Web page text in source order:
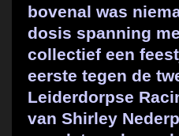
bovenal was
dosis spanning
collectief een
eerste tegen de
Leiderdorpse
van Shirley